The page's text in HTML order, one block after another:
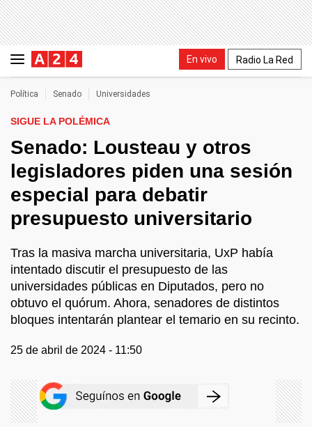
En vivo Radio La Red
Política Senado Universidades
SIGUE LA POLÉMICA
Senado: Lousteau y otros
legisladores piden una sesión
especial para debatir
presupuesto universitario
Tras la masiva marcha universitaria, UxP había
intentado discutir el presupuesto de las
universidades públicas en Diputados, pero no
obtuvo el quórum. Ahora, senadores de distintos
bloques intentarán plantear el temario en su recinto.
25 de abril de 2024 - 11:50